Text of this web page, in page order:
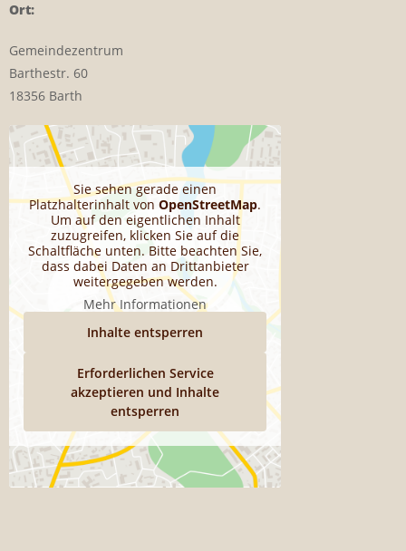
Ort:
Gemeindezentrum
Barthestr. 60
18356 Barth
Sie sehen gerade einen
Platzhalterinhalt von OpenStreetMap.
Um auf den eigentlichen Inhalt
zuzugreifen, klicken Sie auf die
Schaltfläche unten. Bitte beachten Sie,
dass dabei Daten an Drittanbieter
weitergegeben werden.
Mehr Informationen
Inhalte entsperren
Erforderlichen Service
akzeptieren und Inhalte
entsperren